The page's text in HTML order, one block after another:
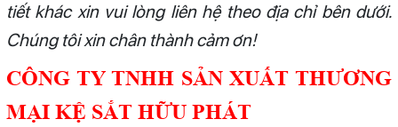
tiết khác xin vui lòng liên hệ theo địa chỉ bên dưới.
Chúng tôi xin chân thành cảm ơn!
CÔNG TY TNHH SẢN XUẤT THƯƠNG
MẠI KỆ SẮT HỮU PHÁT